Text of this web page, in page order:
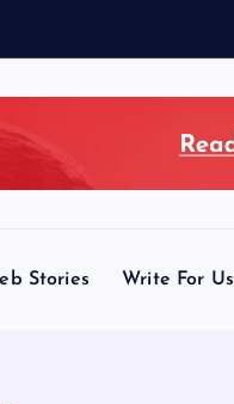
Stories Write For Us